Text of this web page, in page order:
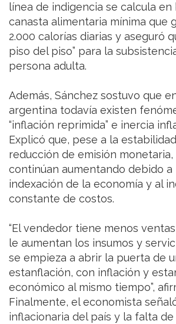
línea de indigencia se calcula en
canasta alimentaria mínima que
2.000 calorías diarias y aseguró
piso del piso” para la
persona adulta.
Además, Sánchez sostuvo que
argentina todavía existen
“inflación reprimida” e inercia
Explicó que, pese a la
reducción de emisión
continúan aumentando debido
indexación de la economía y al
constante de costos.
“El vendedor tiene menos
le aumentan los insumos y
se empieza a abrir la puerta de
estanflación, con inflación y
económico al mismo tiempo”,
Finalmente, el economista
inflacionaria del país y la falta